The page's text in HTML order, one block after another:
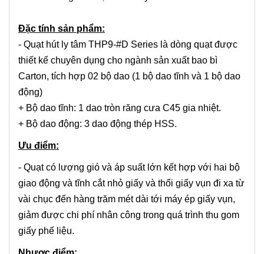
Đặc tính sản phẩm:
- Quạt hút ly tâm THP9-#D Series là dòng quạt được
thiết kế chuyên dụng cho ngành sản xuất bao bì
Carton, tích hợp 02 bộ dao (1 bộ dao tĩnh và 1 bộ dao
động)
+ Bộ dao tĩnh: 1 dao tròn răng cưa C45 gia nhiệt.
+ Bộ dao động: 3 dao động thép HSS.
Ưu điểm:
- Quạt có lượng gió và áp suất lớn kết hợp với hai bộ
giao động và tĩnh cắt nhỏ giấy và thổi giấy vụn đi xa từ
vài chục đến hàng trăm mét dài tới máy ép giấy vụn,
giảm được chi phí nhân công trong quá trình thu gom
giấy phế liệu.